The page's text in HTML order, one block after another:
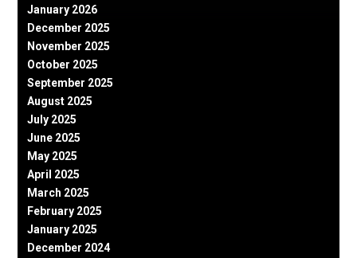
January 2026
December 2025
November 2025
October 2025
September 2025
August 2025
July 2025
June 2025
May 2025
April 2025
March 2025
February 2025
January 2025
December 2024